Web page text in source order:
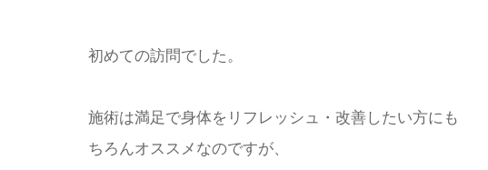
初めての訪問でした。
施術は満足で身体をリフレッシュ・改善したい方にも
ちろんオススメなのですが、